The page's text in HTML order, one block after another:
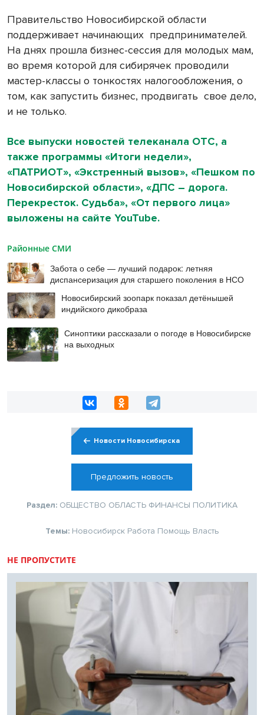
Правительство Новосибирской области
поддерживает начинающих предпринимателей.
На днях прошла бизнес-сессия для молодых мам,
во время которой для сибирячек проводили
мастер-классы о тонкостях налогообложения, о
том, как запустить бизнес, продвигать свое дело,
и не только.
Все выпуски новостей телеканала ОТС, а
также программы «Итоги недели»,
«ПАТРИОТ», «Экстренный вызов», «Пешком по
Новосибирской области», «ДПС – дорога.
Перекресток. Судьба», «От первого лица»
выложены на сайте YouTube.
Районные СМИ
Забота о себе — лучший подарок: летняя
диспансеризация для старшего поколения в НСО
Новосибирский зоопарк показал детёнышей
индийского дикобраза
Синоптики рассказали о погоде в Новосибирске
на выходных
Новости Новосибирска
Предложить новость
Раздел: ОБЩЕСТВО ОБЛАСТЬ ФИНАНСЫ ПОЛИТИКА
Темы: Новосибирск Работа Помощь Власть
НЕ ПРОПУСТИТЕ